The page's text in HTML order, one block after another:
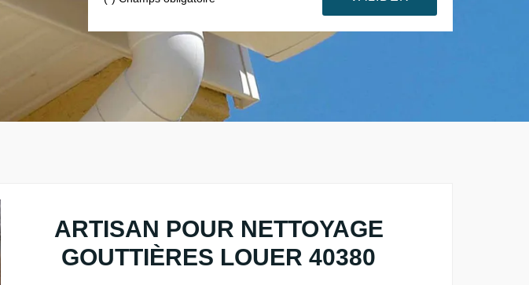
ARTISAN POUR NETTOYAGE
GOUTTIÈRES LOUER 40380